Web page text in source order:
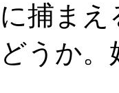
に捕まえ
どうか